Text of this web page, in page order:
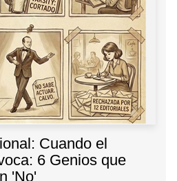
Cuando el
6 Genios que
'No'